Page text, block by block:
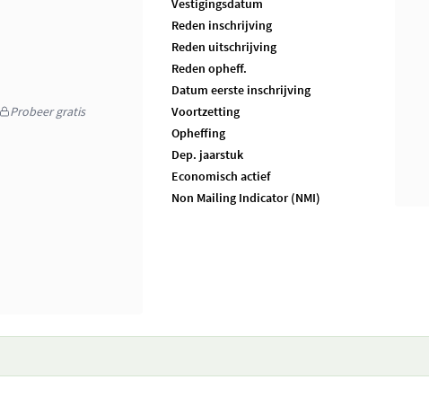
Probeer gratis
Vestigingsdatum
Reden inschrijving
Reden uitschrijving
Reden opheff.
Datum eerste inschrijving
Voortzetting
Opheffing
Dep. jaarstuk
Economisch actief
Non Mailing Indicator (NMI)